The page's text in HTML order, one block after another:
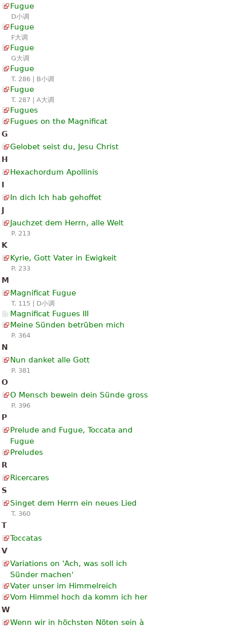
Fugue
D小调
Fugue
F大调
Fugue
G大调
Fugue
T. 286 | B小调
Fugue
T. 287 | A大调
Fugues
Fugues on the Magnificat
G
Gelobet seist du, Jesu Christ
H
Hexachordum Apollinis
I
In dich Ich hab gehoffet
J
Jauchzet dem Herrn, alle Welt
P. 213
K
Kyrie, Gott Vater in Ewigkeit
P. 233
M
Magnificat Fugue
T. 115 | D小调
Magnificat Fugues III
Meine Sünden betrüben mich
P. 364
N
Nun danket alle Gott
P. 381
O
O Mensch bewein dein Sünde gross
P. 396
P
Prelude and Fugue, Toccata and
Fugue
Preludes
R
Ricercares
S
Singet dem Herrn ein neues Lied
T. 360
T
Toccatas
V
Variations on 'Ach, was soll ich
Sünder machen'
Vater unser im Himmelreich
Vom Himmel hoch da komm ich her
W
Wenn wir in höchsten Nöten sein à